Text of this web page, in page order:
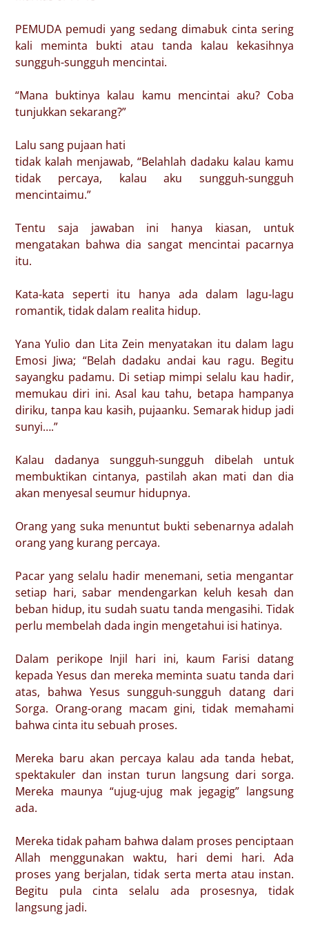
PEMUDA pemudi yang sedang dimabuk cinta sering
kali meminta bukti atau tanda kalau kekasihnya
sungguh-sungguh mencintai.
“Mana buktinya kalau kamu mencintai aku? Coba
tunjukkan sekarang?”
Lalu sang pujaan hati
tidak kalah menjawab, “Belahlah dadaku kalau kamu
tidak percaya, kalau aku sungguh-sungguh
mencintaimu.”
Tentu saja jawaban ini hanya kiasan, untuk
mengatakan bahwa dia sangat mencintai pacarnya
itu.
Kata-kata seperti itu hanya ada dalam lagu-lagu
romantik, tidak dalam realita hidup.
Yana Yulio dan Lita Zein menyatakan itu dalam lagu
Emosi Jiwa; “Belah dadaku andai kau ragu. Begitu
sayangku padamu. Di setiap mimpi selalu kau hadir,
memukau diri ini. Asal kau tahu, betapa hampanya
diriku, tanpa kau kasih, pujaanku. Semarak hidup jadi
sunyi….”
Kalau dadanya sungguh-sungguh dibelah untuk
membuktikan cintanya, pastilah akan mati dan dia
akan menyesal seumur hidupnya.
Orang yang suka menuntut bukti sebenarnya adalah
orang yang kurang percaya.
Pacar yang selalu hadir menemani, setia mengantar
setiap hari, sabar mendengarkan keluh kesah dan
beban hidup, itu sudah suatu tanda mengasihi. Tidak
perlu membelah dada ingin mengetahui isi hatinya.
Dalam perikope Injil hari ini, kaum Farisi datang
kepada Yesus dan mereka meminta suatu tanda dari
atas, bahwa Yesus sungguh-sungguh datang dari
Sorga. Orang-orang macam gini, tidak memahami
bahwa cinta itu sebuah proses.
Mereka baru akan percaya kalau ada tanda hebat,
spektakuler dan instan turun langsung dari sorga.
Mereka maunya “ujug-ujug mak jegagig” langsung
ada.
Mereka tidak paham bahwa dalam proses penciptaan
Allah menggunakan waktu, hari demi hari. Ada
proses yang berjalan, tidak serta merta atau instan.
Begitu pula cinta selalu ada prosesnya, tidak
langsung jadi.